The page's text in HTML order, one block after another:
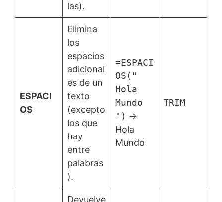
las).
ESPACI
OS
Elimina
los
espacios
adicional
es de un
texto
(excepto
los que
hay
entre
palabras
).
=ESPACI
OS("
Hola
Mundo
") →
Hola
Mundo
TRIM
Devuelve